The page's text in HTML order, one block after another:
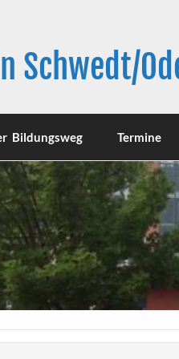
Schwedt/
Bildungsweg Termine